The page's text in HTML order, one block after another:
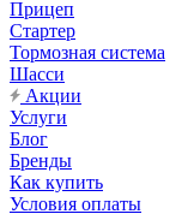
Прицеп
Стартер
Тормозная система
Шасси
Акции
Услуги
Блог
Бренды
Как купить
Условия оплаты